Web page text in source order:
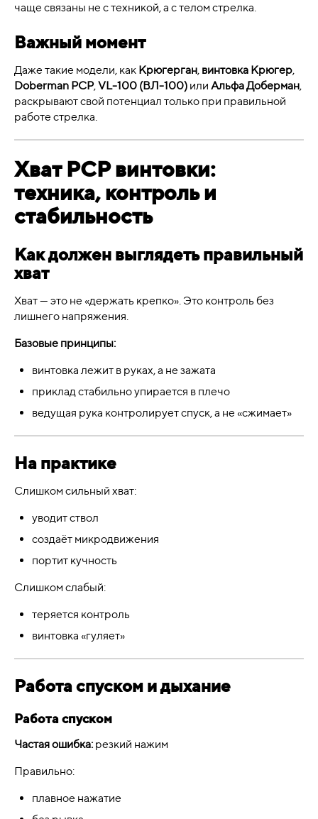
чаще связаны не с техникой, а с телом стрелка.
Важный момент
Даже такие модели, как Крюгерган, винтовка Крюгер,
Doberman PCP,VL-100 (ВЛ-100) или Альфа Доберман,
раскрывают свой потенциал только при правильной
работе стрелка.
Хват PCP винтовки:
техника, контроль и
стабильность
Как должен выглядеть правильный
хват
Хват — это не «держать крепко». Это контроль без
лишнего напряжения.
Базовые принципы:
винтовка лежит в руках, а не зажата
приклад стабильно упирается в плечо
ведущая рука контролирует спуск, а не «сжимает»
На практике
Слишком сильный хват:
уводит ствол
создаёт микродвижения
портит кучность
Слишком слабый:
теряется контроль
винтовка «гуляет»
Работа спуском и дыхание
Работа спуском
Частая ошибка: резкий нажим
Правильно:
плавное нажатие